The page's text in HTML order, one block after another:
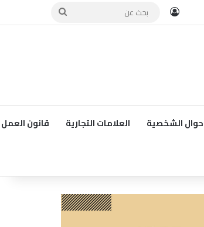
تسجيل الدخول
بحث
الشخصية العلامات التجارية قانون العمل